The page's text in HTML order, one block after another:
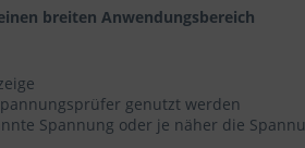
breiten Anwendungsbereich
genutzt werden
Spannung oder je näher die